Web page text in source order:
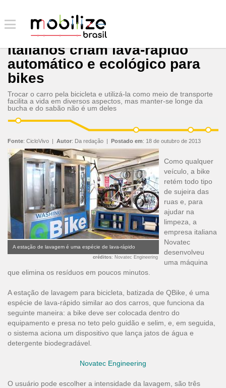
Italianos criam lava-rápido
automático e ecológico para
bikes
Trocar o carro pela bicicleta e utilizá-la como meio de transporte
facilita a vida em diversos aspectos, mas manter-se longe da
bucha e do sabão não é um deles
Fonte: CicloVivo | Autor: Da redação | Postado em: 18 de outubro de 2013
A estação de lavagem é uma espécie de lava-rápido
créditos: Novatec Engineering
Como qualquer
veículo, a bike
retém todo tipo
de sujeira das
ruas e, para
ajudar na
limpeza, a
empresa italiana
Novatec
desenvolveu
uma máquina
que elimina os resíduos em poucos minutos.
A estação de lavagem para bicicleta, batizada de QBike, é uma
espécie de lava-rápido similar ao dos carros, que funciona da
seguinte maneira: a bike deve ser colocada dentro do
equipamento e presa no teto pelo guidão e selim, e, em seguida,
o sistema aciona um dispositivo que lança jatos de água e
detergente biodegradável.
Novatec Engineering
O usuário pode escolher a intensidade da lavagem, são três